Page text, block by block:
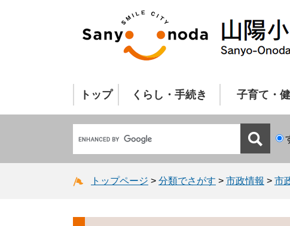
トップ くらし・手続き 子育て・
トップページ > 分類でさがす > 市政情報 > 市